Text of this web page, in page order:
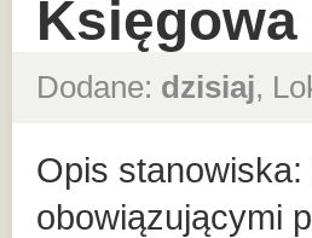
Dodane: dzisiaj,
Opis
obowiązującymi